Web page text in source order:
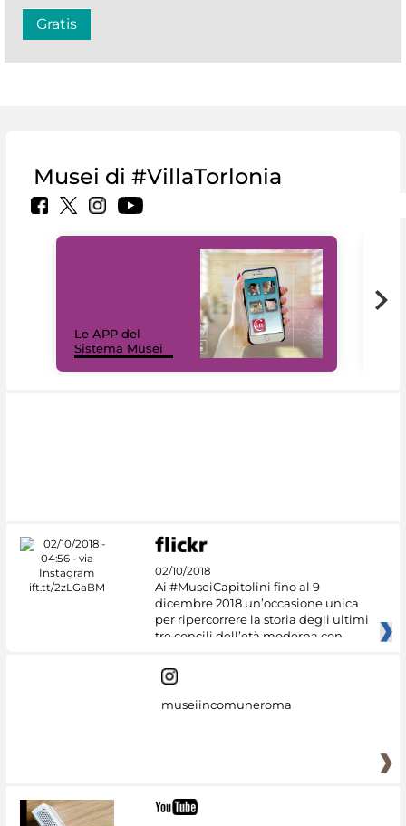
Gratis
Musei di #VillaTorlonia
Le APP del
Sistema Musei
02/10/2018
Ai #MuseiCapitolini fino al 9
dicembre 2018 un’occasione unica
per ripercorrere la storia degli ultimi
tre concili dell’età moderna con
museiincomuneroma